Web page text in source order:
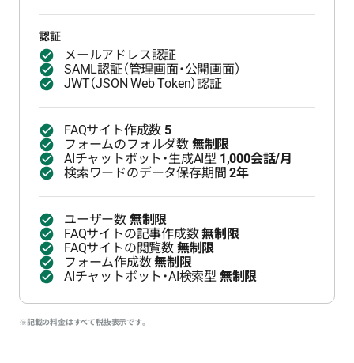
認証
メールアドレス認証
SAML認証（管理画面・公開画面）
JWT（JSON Web Token）認証
FAQサイト作成数 5
フォームのフォルダ数 無制限
AIチャットボット・生成AI型 1,000会話/月
検索ワードのデータ保存期間2年
ユーザー数 無制限
FAQサイトの記事作成数無制限
FAQサイトの閲覧数 無制限
フォーム作成数無制限
AIチャットボット・AI検索型 無制限
※記載の料金はすべて税抜表示です。